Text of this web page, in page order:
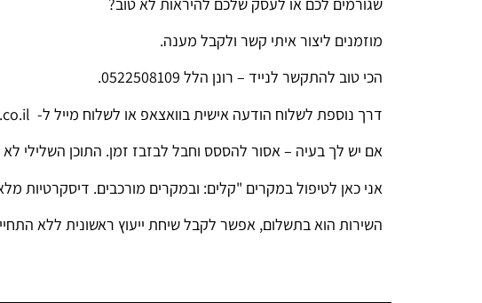
מוזמנים ליצור איתי קשר ולקבל מענה.
הכי טוב להתקשר לנייד – רונן הלל 0522508109.
דרך נוספת לשלוח הודעה אישית בוואצאפ או לשלוח מייל ל- ronen@rhpr.co.il
אם יש לך בעיה – אסור להססס וחבל לבזבז זמן. התוכן השלילי
אני כאן לטיפול במקרים "קלים: ובמקרים מורכבים. דיסקרטיות
השירות הוא בתשלום, אפשר לקבל שיחת ייעוץ ראשונית ללא